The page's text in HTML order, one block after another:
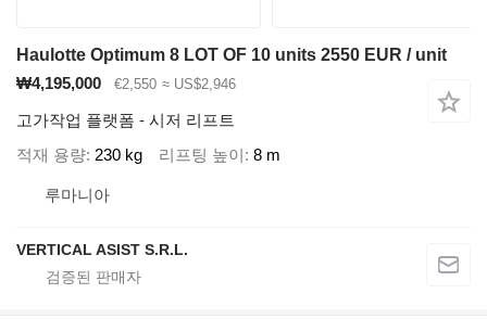
Haulotte Optimum 8 LOT OF 10 units 2550 EUR / unit
₩4,195,000
€2,550 ≈ US$2,946
고가작업 플랫폼 - 시저 리프트
적재 용량 230 kg 리프팅 높이 8 m
루마니아
VERTICAL ASIST S.R.L.